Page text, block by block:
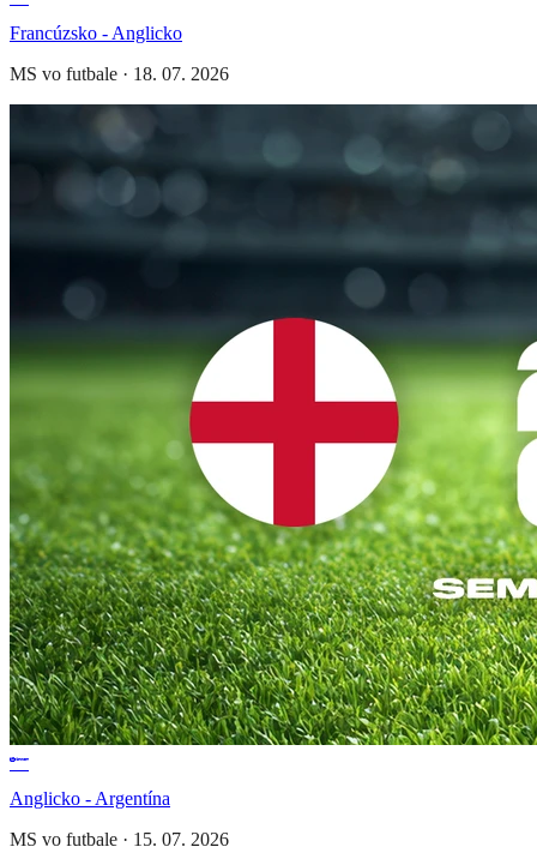
Francúzsko - Anglicko
MS vo futbale · 18. 07. 2026
Anglicko - Argentína
MS vo futbale · 15. 07. 2026